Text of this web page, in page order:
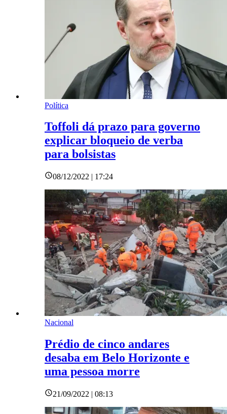
Política
Toffoli dá prazo para governo
explicar bloqueio de verba
para bolsistas
08/12/2022 | 17:24
Nacional
Prédio de cinco andares
desaba em Belo Horizonte e
uma pessoa morre
21/09/2022 | 08:13